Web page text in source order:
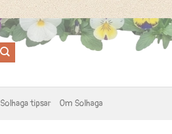
Solhaga tipsar Om Solhaga